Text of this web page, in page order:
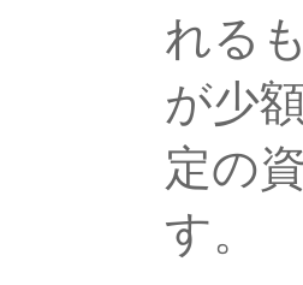
れる
が少
定の
す。